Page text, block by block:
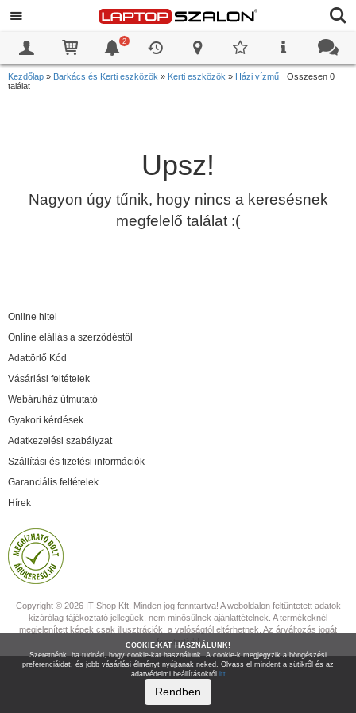
2
Kezdőlap » Barkács és Kerti eszközök » Kerti eszközök » Házi vízmű
Összesen 0
találat
Upsz!
Nagyon úgy tűnik, hogy nincs a keresésnek
megfelelő találat :(
Online hitel
Online elállás a szerződéstől
Adattörlő Kód
Vásárlási feltételek
Webáruház útmutató
Gyakori kérdések
Adatkezelési szabályzat
Szállítási és fizetési információk
Garanciális feltételek
Hírek
Copyright © 2026 IT Shop Kft. Minden jog fenntartva! A weboldalon feltüntetett adatok
kizárólag tájékoztató jellegűek, nem minősülnek ajánlattételnek. A termékeknél
megjelenített képek csak illusztrációk, a valóságtól eltérhetnek. Az árváltozás jogát
fenntartjuk!
0
0
COOKIE-KAT HASZNÁLUNK!
Szeretnénk, ha tudnád, hogy cookie-kat használunk. A cookie-k megjegyzik a böngészési
preferenciáidat, és jobb vásárlási élményt nyújtanak neked. Olvass el mindent a sütikről és az
adatvédelmi beállításokról itt
Rendben